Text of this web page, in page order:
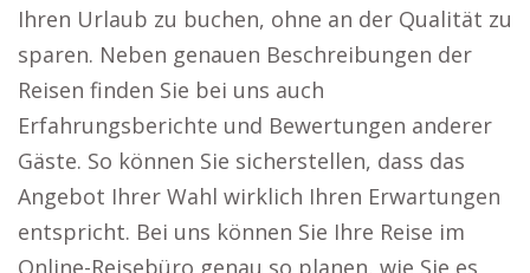
Ihren Urlaub zu buchen, ohne an der Qualität zu
sparen. Neben genauen Beschreibungen der
Reisen finden Sie bei uns auch
Erfahrungsberichte und Bewertungen anderer
Gäste. So können Sie sicherstellen, dass das
Angebot Ihrer Wahl wirklich Ihren Erwartungen
entspricht. Bei uns können Sie Ihre Reise im
Online-Reisebüro genau so planen, wie Sie es